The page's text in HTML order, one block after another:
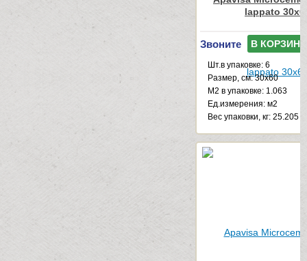
lappato
Звоните В КОРЗИНУ
Шт.в упаковке: 6
Размер, см: 30x60
М2 в упаковке: 1.063
Ед.измерения: м2
Веc упаковки, кг: 25.205